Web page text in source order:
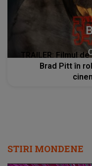
TRAILER: Filmul
Brad Pitt în
STIRI MONDENE